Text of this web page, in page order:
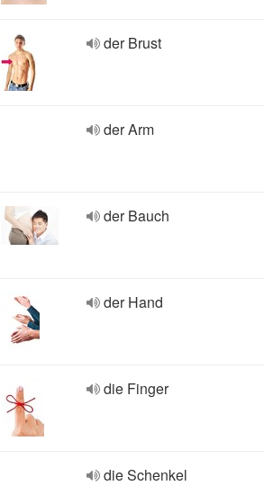
der Brust
der Arm
der Bauch
der Hand
die Finger
die Schenkel